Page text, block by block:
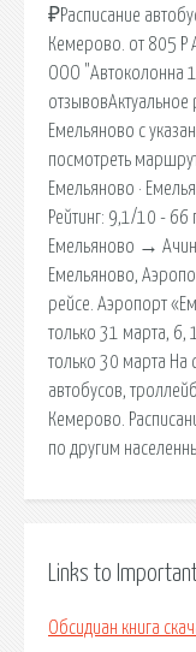
₽Расписание
Кемерово. от 805 Р
ООО "Автоколонна
отзывовАктуальное
Емельяново с
посмотреть
Емельяново ·
Рейтинг: 9,1/10 - 66
Емельяново →
Емельяново,
рейсе. Аэропорт
только 31 марта,
только 30 марта На
автобусов,
Кемерово.
по другим
Links to
Обсидиан книга